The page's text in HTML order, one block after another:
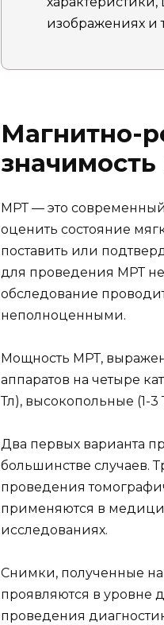
изображениях и
Магнитно-
МРТ — это
оценить состояние
поставить или
для проведения МРТ
обследование
неполноценными.
Мощность МРТ,
аппаратов на четыре
Тл), высокопольные (1-
Два первых варианта
большинстве случаев.
проведения
применяются в
исследованиях.
Снимки, полученные на
проявляются в уровне
проведения